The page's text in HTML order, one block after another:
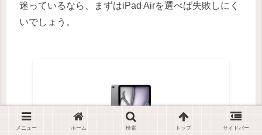
迷っているなら、まずはiPad Airを選べば失敗しにく
いでしょう。
メニュー ホーム 検索 トップ サイドバー